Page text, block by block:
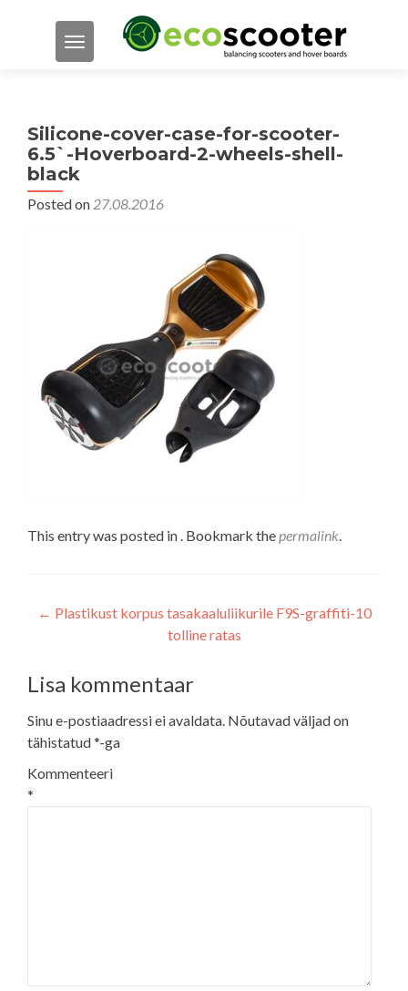
TOGGLE NAVIGATION
Silicone-cover-case-for-scooter-
6.5`-Hoverboard-2-wheels-shell-
black
Posted on 27.08.2016
This entry was posted in . Bookmark thepermalink.
Navigeerimine
← Plastikust korpus tasakaaluliikurile F9S-graffiti-10
tolline ratas
Lisa kommentaar
Sinu e-postiaadressi ei avaldata. Nõutavad väljad on
tähistatud*-ga
Kommenteeri
*